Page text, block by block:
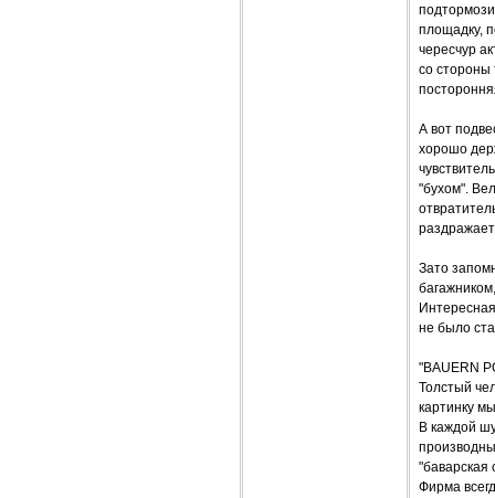
площадку,
чересчур
со стороны
А вот
хорошо
"бухом".
Зато
не было
"BAUERN
Толстый
картинку
В каждой
"баварская
Фирма